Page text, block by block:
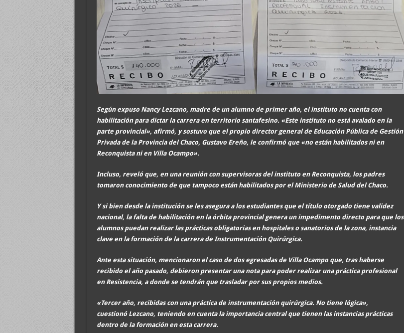
Según expuso Nancy Lezcano, madre de un alumno de primer año, el instituto no cuenta con
habilitación para dictar la carrera en territorio santafesino. «Este instituto no está avalado en la
parte provincial», afirmó, y sostuvo que el propio director general de Educación Pública de Gestión
Privada de la Provincia del Chaco, Gustavo Ereño, le confirmó que «no están habilitados ni en
Reconquista ni en Villa Ocampo».
Incluso, reveló que, en una reunión con supervisoras del instituto en Reconquista, los padres
tomaron conocimiento de que tampoco están habilitados por el Ministerio de Salud del Chaco.
Y si bien desde la institución se les asegura a los estudiantes que el título otorgado tiene validez
nacional, la falta de habilitación en la órbita provincial genera un impedimento directo para que los
alumnos puedan realizar las prácticas obligatorias en hospitales o sanatorios de la zona, instancia
clave en la formación de la carrera de Instrumentación Quirúrgica.
Ante esta situación, mencionaron el caso de dos egresadas de Villa Ocampo que, tras haberse
recibido el año pasado, debieron presentar una nota para poder realizar una práctica profesional
en Resistencia, a donde se tendrán que trasladar por sus propios medios.
«Tercer año, recibidas con una práctica de instrumentación quirúrgica. No tiene lógica»,
cuestionó Lezcano, teniendo en cuenta la importancia central que tienen las instancias prácticas
dentro de la formación en esta carrera.